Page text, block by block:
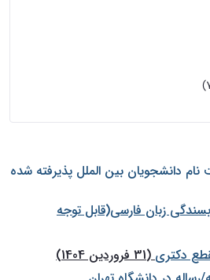
دانشجويان بين الملل پذيرفته شده
زبان فارسی(قابل توجه
دکتری(31 فروردین 1404)